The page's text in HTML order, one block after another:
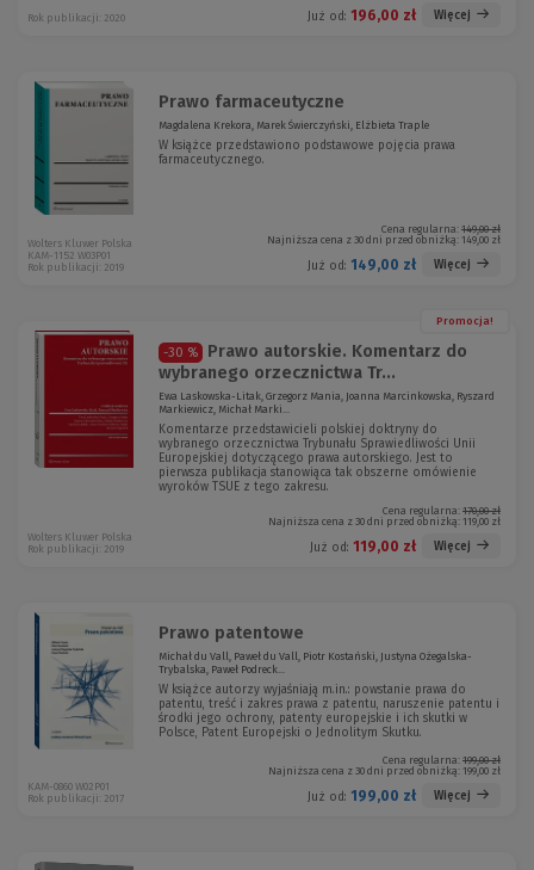
Już od: 196,00 zł Więcej
Rok publikacji: 2020
Prawo farmaceutyczne
Magdalena Krekora, Marek Świerczyński, Elżbieta Traple
W książce przedstawiono podstawowe pojęcia prawa
farmaceutycznego.
Cena regularna: 149,00 zł
Najniższa cena z 30 dni przed obniżką: 149,00 zł
Już od: 149,00 zł Więcej
Wolters Kluwer Polska
KAM-1152 W03P01
Rok publikacji: 2019
Promocja!
-30 %
Prawo autorskie. Komentarz do
wybranego orzecznictwa Tr...
Ewa Laskowska-Litak, Grzegorz Mania, Joanna Marcinkowska, Ryszard
Markiewicz, Michał Marki...
Komentarze przedstawicieli polskiej doktryny do
wybranego orzecznictwa Trybunału Sprawiedliwości Unii
Europejskiej dotyczącego prawa autorskiego. Jest to
pierwsza publikacja stanowiąca tak obszerne omówienie
wyroków TSUE z tego zakresu.
Cena regularna: 170,00 zł
Najniższa cena z 30 dni przed obniżką: 119,00 zł
Już od: 119,00 zł Więcej
Wolters Kluwer Polska
Rok publikacji: 2019
Prawo patentowe
Michał du Vall, Paweł du Vall, Piotr Kostański, Justyna Ożegalska-
Trybalska, Paweł Podreck...
W książce autorzy wyjaśniają m.in.: powstanie prawa do
patentu, treść i zakres prawa z patentu, naruszenie patentu i
środki jego ochrony, patenty europejskie i ich skutki w
Polsce, Patent Europejski o Jednolitym Skutku.
Cena regularna: 199,00 zł
Najniższa cena z 30 dni przed obniżką: 199,00 zł
Już od: 199,00 zł Więcej
KAM-0860 W02P01
Rok publikacji: 2017